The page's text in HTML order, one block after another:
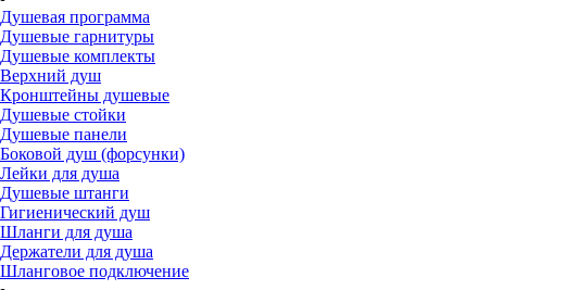
Душевая программа
Душевые гарнитуры
Душевые комплекты
Верхний душ
Кронштейны душевые
Душевые стойки
Душевые панели
Боковой душ (форсунки)
Лейки для душа
Душевые штанги
Гигиенический душ
Шланги для душа
Держатели для душа
Шланговое подключение